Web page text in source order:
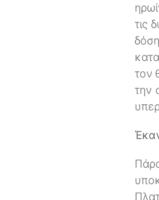
τις
τον
την